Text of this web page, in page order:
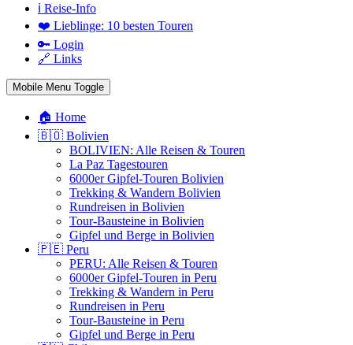
ℹ️ Reise-Info
❤️ Lieblinge: 10 besten Touren
🔑 Login
🔗 Links
Mobile Menu Toggle
🏠 Home
🇧🇴 Bolivien
BOLIVIEN: Alle Reisen & Touren
La Paz Tagestouren
6000er Gipfel-Touren Bolivien
Trekking & Wandern Bolivien
Rundreisen in Bolivien
Tour-Bausteine in Bolivien
Gipfel und Berge in Bolivien
🇵🇪 Peru
PERU: Alle Reisen & Touren
6000er Gipfel-Touren in Peru
Trekking & Wandern in Peru
Rundreisen in Peru
Tour-Bausteine in Peru
Gipfel und Berge in Peru